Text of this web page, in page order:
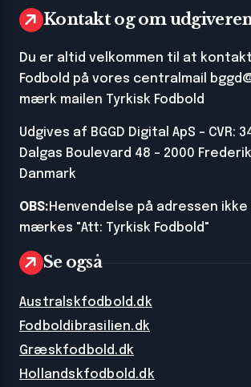
Kontakt og om
Du er altid velkommen til at
Fodbold på vores centralmail
mærk mailen Tyrkisk Fodbold
Udgives af BGGD Digital ApS - CVR:
Dalgas Boulevard 48 - 2000
Danmark
OBS:Henvendelse på adressen
mærkes "Att: Tyrkisk Fodbold"
Se også
Australskfodbold.dk
Fodboldibrasilien.dk
Græskfodbold.dk
Hollandskfodbold.dk